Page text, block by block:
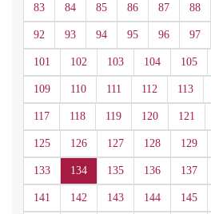
83 84 85 86 87 88
92 93 94 95 96 97
101 102 103 104 105
109 110 111 112 113
117 118 119 120 121
125 126 127 128 129
133 134 135 136 137
141 142 143 144 145